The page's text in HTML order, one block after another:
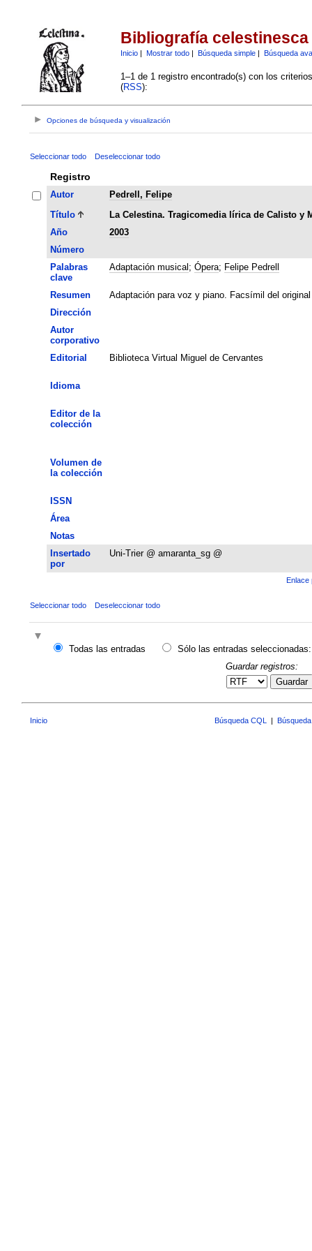
Bibliografía celestinesca
Inicio| Mostrar todo| Búsqueda simple| Búsqueda
1–1 de 1 registro encontrado(s) con los
(RSS):
Opciones de búsqueda y visualización
Seleccionar todo Deseleccionar todo
Registro
Autor
Pedrell, Felipe
Título
La Celestina. Tragicomedia lírica de Calisto y
Año
2003
Número
Palabras
clave
Adaptación musical ; Ópera; Felipe Pedrell
Resumen
Adaptación para voz y piano. Facsímil del
Dirección
Autor
corporativo
Editorial
Biblioteca Virtual Miguel de Cervantes
Idioma
Editor de la
colección
Volumen de
la colección
ISSN
Área
Notas
Insertado
por
Uni-Trier @ amaranta_sg @
Enlace
Seleccionar todo Deseleccionar todo
Todas las entradas
Sólo las entradas seleccionadas:
Guardar registros:
Guardar
Inicio Búsqueda CQL